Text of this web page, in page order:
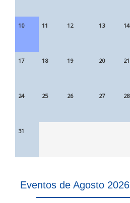
10 11 12 13 14
17 18 19 20 21
24 25 26 27 28
31
Eventos de Agosto 2026